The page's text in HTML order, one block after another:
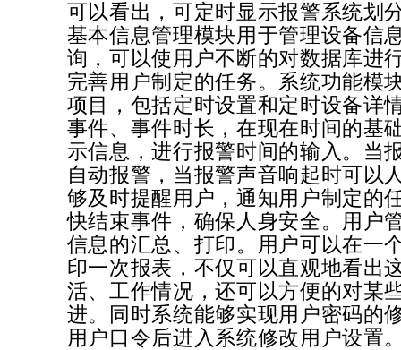
可以看出，可定时显示报警系统划
基本信息管理模块用于管理设备信
询，可以使用户不断的对数据库进
完善用户制定的任务。系统功能模
项目，包括定时设置和定时设备详
事件、事件时长，在现在时间的基
示信息，进行报警时间的输入。当
自动报警，当报警声音响起时可以
够及时提醒用户，通知用户制定的
快结束事件，确保人身安全。用户
信息的汇总、打印。用户可以在一
印一次报表，不仅可以直观地看出
活、工作情况，还可以方便的对某
进。同时系统能够实现用户密码的
用户口令后进入系统修改用户设置